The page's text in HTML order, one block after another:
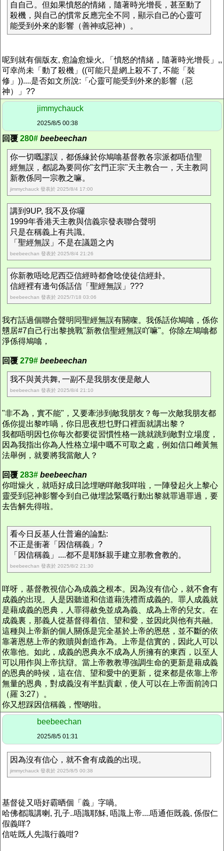
自自己。但如果憤怒的情緒，隨著時光增長，甚至動了
殺機，與自己的慣常反應完全不同，顯示自己的心靈可
能受到外來的影響（善神或惡神）。
呢到就有個版友, 愈論愈燥火, 「憤怒的情緒，隨著時光增長」,,
可幸尚未「動了殺機」((可能只是網上殺不了, 不能「裝
修」))....是否如文所說:「心靈可能受到外來的影響（惡
神）」??
jimmychauck
2025/8/5 00:38
回覆 280# beebeechan
你一切嘅謬誤，都係緣於你鳩噏基督教各宗派都唔信聖
經無誤，都認為要同你"玄門正宗"天主教合一，天主教同
新教係同一宗教之嘛。
jimmychauck 發表於 2025/8/4 17:00
講到9UP, 我不及你囉
1999年香港天主教與信義宗發表聯合聲明
只是在稱義上有共識。
「聖經無誤」不是在議題之內
beebeechan 發表於 2025/8/4 21:26
你新教唔唸尼西亞信經時都會唸使徒信經卦。
信經裡有邊句係話信「聖經無誤」???
beebeechan 發表於 2025/7/18 03:06
我冇話過個聯合聲明同聖經無誤有關㗎。我係話你鳩噏，係你
戇居#7自己行出黎挑戰"新教信聖經無誤吖嘛"。你除左鳩噏都
淨係得鳩噏，
回覆 279# beebeechan
我不與黃共舞, 一副不是我朋友便是敵人
beebeechan 發表於 2025/8/4 21:10
"非不為，實不能"，又要牽涉到敵我朋友？每一次敵我朋友都
係你提出黎咋喎，你日思夜想乜野口裡面就講出黎？
我都唔明因乜你每次都要從習慣性格一跳就跳到敵對立場度，
因為我指出你為人性格立場中嘅不可取之處，例如信口雌黃無
法舉例，就要將我當敵人？
回覆 283# beebeechan
你咁燥火，就唔好成日諗埋啲咩敵我咩啦，一陣發起火上黎心
靈受到惡神影響令到自己做埋諗緊嘅行動出黎就罪過罪過，要
去告解先得啦。
看今日反基人仕普遍的論點:
不正是衝著「因信稱義」?
「因信稱義」....都不是耶穌親手建立那教會教的。
beebeechan 發表於 2025/8/2 21:30
咩呀，基督教視信心為成義之根本。因為沒有信心，就不會有
成義的出現。人是因聽道和信道藉洗禮而成義的。罪人成義就
是藉成義的恩典，人罪得赦免並成為義、成為上帝的兒女。在
成義裏，那義人從基督得着信、望和愛，並因此與他有共融。
這種與上帝新的個人關係是完全基於上帝的恩慈，並不斷的依
靠著恩慈上帝的救贖與創造作為。上帝是信實的，因此人可以
依靠他。如此，成義的恩典永不成為人所擁有的東西，以至人
可以用作與上帝抗辯。當上帝教教導強調生命的更新是藉成義
的恩典的時候，這在信、望和愛中的更新，從來都是依靠上帝
無量的恩典，對成義沒有半點貢獻，使人可以在上帝面前誇口
（羅 3:27）。
你又想踩因信稱義，慳啲啦。
beebeechan
2025/8/5 01:31
因為沒有信心，就不會有成義的出現。
jimmychauck 發表於 2025/8/5 00:38
基督徒又唔好霸晒個「義」字喎。
哈佛都識講喇, 孔子..唔識耶穌, 唔識上帝....唔通佢既義, 係假仁
假義咩?
信咗既人先識行義咁?